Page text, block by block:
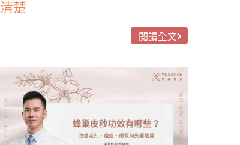
清楚
閱讀全文